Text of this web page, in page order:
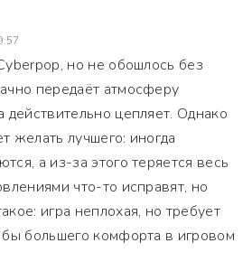
но не обошлось без
передаёт атмосферу
действительно цепляет. Однако
желать лучшего: иногда
а из-за этого теряется весь
что-то исправят, но
игра неплохая, но требует
большего комфорта в игровом